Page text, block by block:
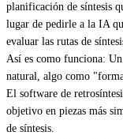
planificación de síntesis
lugar de pedirle a la IA
evaluar las rutas de
Así es como funciona:
natural, algo como
El software de
objetivo en piezas más
de síntesis.